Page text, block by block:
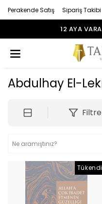
Perakende Satış Sipariş Takibi
12 AYA
Abdulhay El-
Tükendi